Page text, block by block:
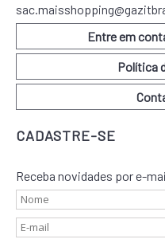
Entre em
Política
CADASTRE-SE
Receba novidades por e-